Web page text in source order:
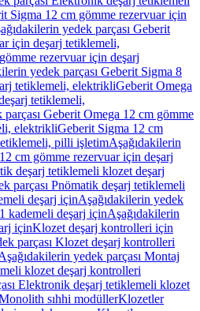
Sigma 12 cm gömme rezervuar için
yedek parçası Geberit
için deşarj tetiklemeli,
rezervuar için deşarj
yedek parçası Geberit Sigma 8
tetiklemeli, elektrikliGeberit Omega
tetiklemeli,
parçası Geberit Omega 12 cm gömme
elektrikliGeberit Sigma 12 cm
pilli işletimAşağıdakilerin
cm gömme rezervuar için deşarj
deşarj tetiklemeli klozet deşarj
parçası Pnömatik deşarj tetiklemeli
deşarj içinAşağıdakilerin yedek
1 kademeli deşarj içinAşağıdakilerin
içinKlozet deşarj kontrolleri için
parçası Klozet deşarj kontrolleri
yedek parçası Montaj
klozet deşarj kontrolleri
Elektronik deşarj tetiklemeli klozet
sıhhi modüllerKlozetler